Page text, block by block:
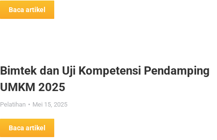
Baca artikel
Bimtek dan Uji Kompetensi Pendamping
UMKM 2025
Pelatihan Mei 15, 2025
Baca artikel